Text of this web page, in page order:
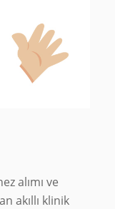
alımı ve
akıllı klinik